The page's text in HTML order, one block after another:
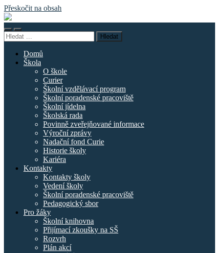
Přeskočit na obsah
Základní
škola
náměstí
Curieových
Přepnout
mobilní
Přepnout
vyhledávací
Vyhledávání
Domů
Škola
O škole
Curier
Školní vzdělávací program
Školní poradenské pracoviště
Školní jídelna
Školská rada
Povinně zveřejňované informace
Výroční zprávy
Nadační fond Curie
Historie školy
Kariéra
Kontakty
Kontakty školy
Vedení školy
Školní poradenské pracoviště
Pedagogický sbor
Pro žáky
Školní knihovna
Přijímací zkoušky na SŠ
Rozvrh
Plán akcí